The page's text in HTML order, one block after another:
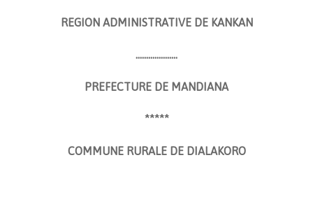
REGION ADMINISTRATIVE DE KANKAN
………………..
PREFECTURE DE MANDIANA
*****
COMMUNE RURALE DE DIALAKORO